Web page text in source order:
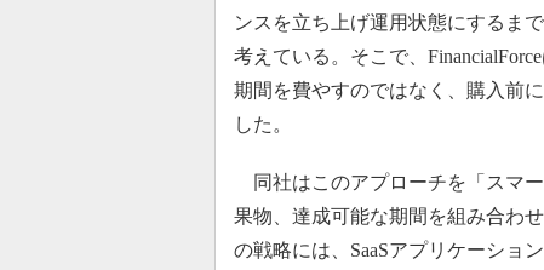
ンスを立ち上げ運用状態にするま
考えている。そこで、
期間を費やすのではなく、購入前
した。
同社はこのアプローチを「スマ
果物、達成可能な期間を組み合わ
の戦略には、SaaSアプリケーショ